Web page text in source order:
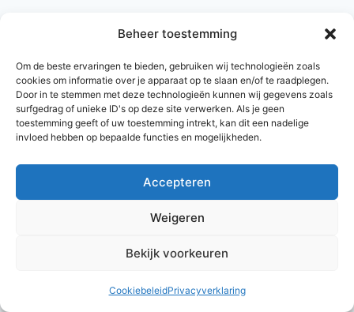
Beheer toestemming
Om de beste ervaringen te bieden, gebruiken wij technologieën zoals
cookies om informatie over je apparaat op te slaan en/of te raadplegen.
Door in te stemmen met deze technologieën kunnen wij gegevens zoals
surfgedrag of unieke ID's op deze site verwerken. Als je geen
toestemming geeft of uw toestemming intrekt, kan dit een nadelige
invloed hebben op bepaalde functies en mogelijkheden.
Accepteren
Weigeren
Bekijk voorkeuren
CookiebeleidPrivacyverklaring
© 2026 AlleNamen.nl